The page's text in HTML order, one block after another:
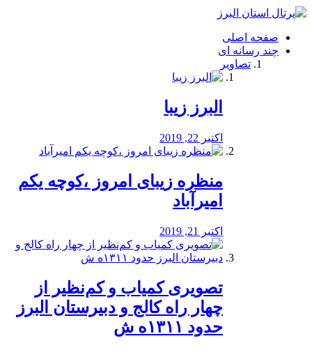
فصد
شرق
تهران
خشکشویی
صفحه اصلی
چند رسانه ای
تصاویر
البرز زیبا
اکتبر 22, 2019
منظره‌‌ زیبای امروز ،کوچه یکم
امیرآباد
اکتبر 21, 2019
️تصویری کمیاب و کم‌نظیر از
چهار راه كالج و دبيرستان البرز
حدود ۱۳۱۱ه ش